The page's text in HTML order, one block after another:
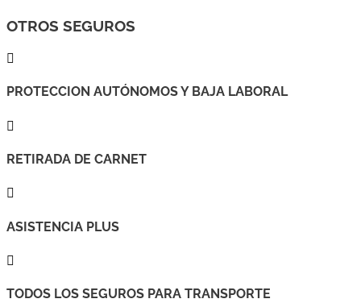
OTROS SEGUROS

PROTECCION AUTÓNOMOS Y BAJA LABORAL

RETIRADA DE CARNET

ASISTENCIA PLUS

TODOS LOS SEGUROS PARA TRANSPORTE